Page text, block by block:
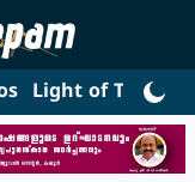
Light of Truth